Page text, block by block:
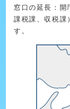
窓口の延長：開
課税課、収税課
す。